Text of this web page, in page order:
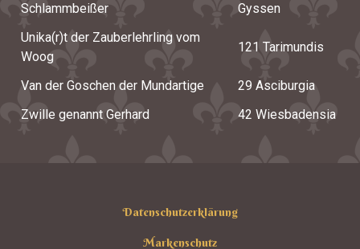
Schlammbeißer
Gyssen
Unika(r)t der Zauberlehrling vom
Woog
121 Tarimundis
Van der Goschen der Mundartige
29 Asciburgia
Zwille genannt Gerhard
42 Wiesbadensia
Datenschutzerklärung
Markenschutz